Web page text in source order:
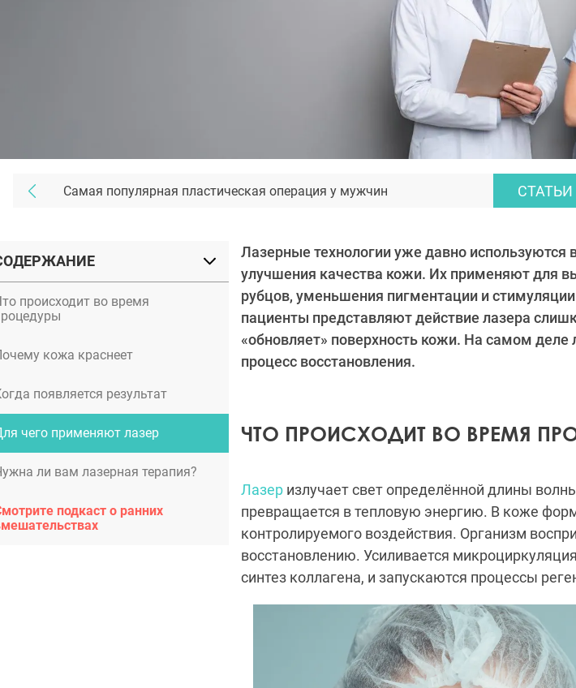
происходит во время
кожа краснеет
появляется результат
чего применяют лазер
ли вам лазерная терапия?
подкаст о ранних
Самая популярная пластическая операция у мужчин СТАТЬИ
Лазерные технологии уже давно используются
улучшения качества кожи. Их применяют для
рубцов, уменьшения пигментации и
пациенты представляют действие лазера
«обновляет» поверхность кожи. На самом деле
процесс восстановления.
ЧТО ПРОИСХОДИТ ВО ВРЕМЯ
Лазер излучает свет определённой длины
превращается в тепловую энергию. В коже
контролируемого воздействия. Организм
восстановлению. Усиливается
синтез коллагена, и запускаются процессы